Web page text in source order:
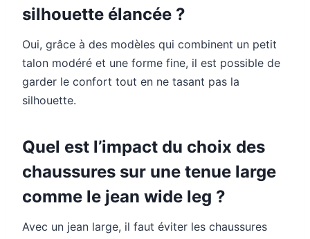
silhouette élancée ?
Oui, grâce à des modèles qui combinent un petit
talon modéré et une forme fine, il est possible de
garder le confort tout en ne tasant pas la
silhouette.
Quel est l’impact du choix des
chaussures sur une tenue large
comme le jean wide leg ?
Avec un jean large, il faut éviter les chaussures